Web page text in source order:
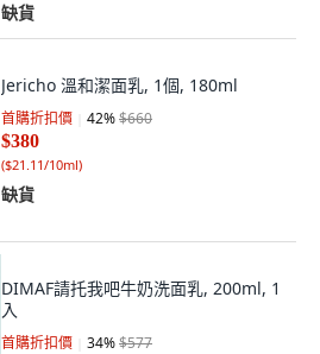
缺貨
Jericho 溫和潔面乳, 1個, 180ml
首購折扣價 42%$660
$380
($21.11/10ml)
缺貨
DIMAF請托我吧牛奶洗面乳, 200ml, 1
入
首購折扣價 34%$577